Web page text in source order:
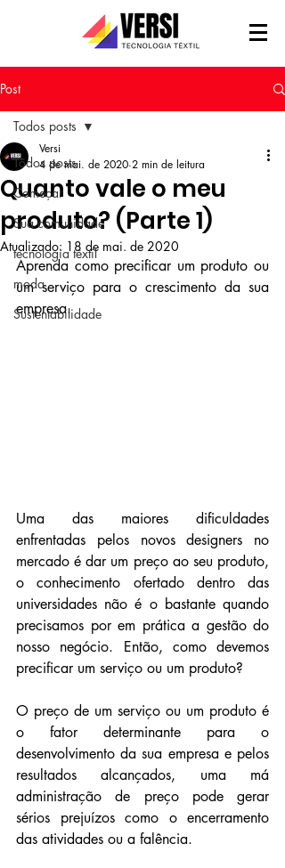
Post
Todos posts
Começar
Sua comunidade
tecnologia têxtil
moda
Sustentabilidade
Todos posts
Quanto vale o meu
produto? (Parte 1)
Versi
4 de mai. de 2020 2 min de leitura
Atualizado: 18 de mai. de 2020
Aprenda como precificar um produto ou
um serviço para o crescimento da sua
empresa.
Uma das maiores dificuldades
enfrentadas pelos novos designers no
mercado é dar um preço ao seu produto,
o conhecimento ofertado dentro das
universidades não é o bastante quando
precisamos por em prática a gestão do
nosso negócio. Então, como devemos
precificar um serviço ou um produto?
O preço de um serviço ou um produto é
o fator determinante para o
desenvolvimento da sua empresa e pelos
resultados alcançados, uma má
administração de preço pode gerar
sérios prejuízos como o encerramento
das atividades ou a falência.